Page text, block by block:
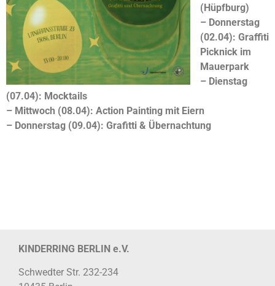
(Hüpfburg)
– Donnerstag
(02.04): Graffiti
Picknick im
Mauerpark
– Dienstag
(07.04): Mocktails
– Mittwoch (08.04): Action Painting mit Eiern
– Donnerstag (09.04): Grafitti & Übernachtung
KINDERRING BERLIN e.V.
Schwedter Str. 232-234